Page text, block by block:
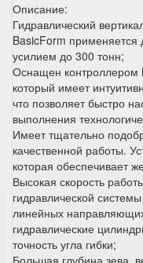
Описание:
Гидравлический
BasicForm применяется
усилием до 300 тонн;
Оснащен контроллером
который имеет
что позволяет быстро
выполнения
Имеет тщательно
качественной работы.
которая обеспечивает
Высокая скорость
гидравлической
линейных
гидравлические
точность угла гибки;